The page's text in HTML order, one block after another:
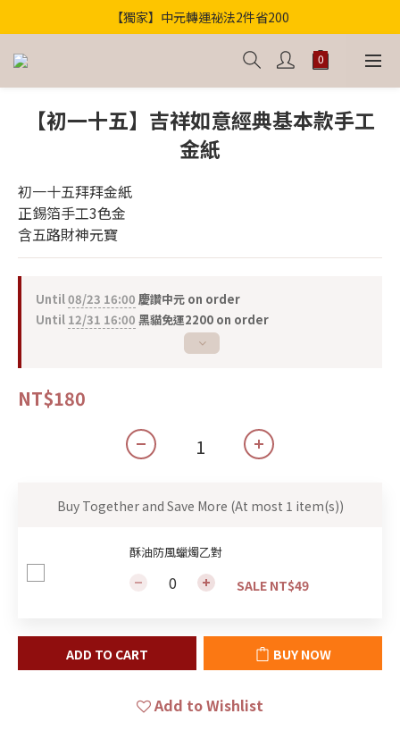
歡迎光臨！新會員贈100購物金
【獨家】中元轉運祕法2件省200
歡迎光臨！新會員贈100購物金
【初一十五】吉祥如意經典基本款手工
金紙
初一十五拜拜金紙
正錫箔手工3色金
含五路財神元寶
Until08/23 16:00 慶讚中元 on order
Until 12/31 16:00 黑貓免運2200 on order
NT$180
Buy Together and Save More (At most 1 item(s))
酥油防風蠟燭乙對
SALE NT$49
ADD TO CART BUY NOW
Add to Wishlist